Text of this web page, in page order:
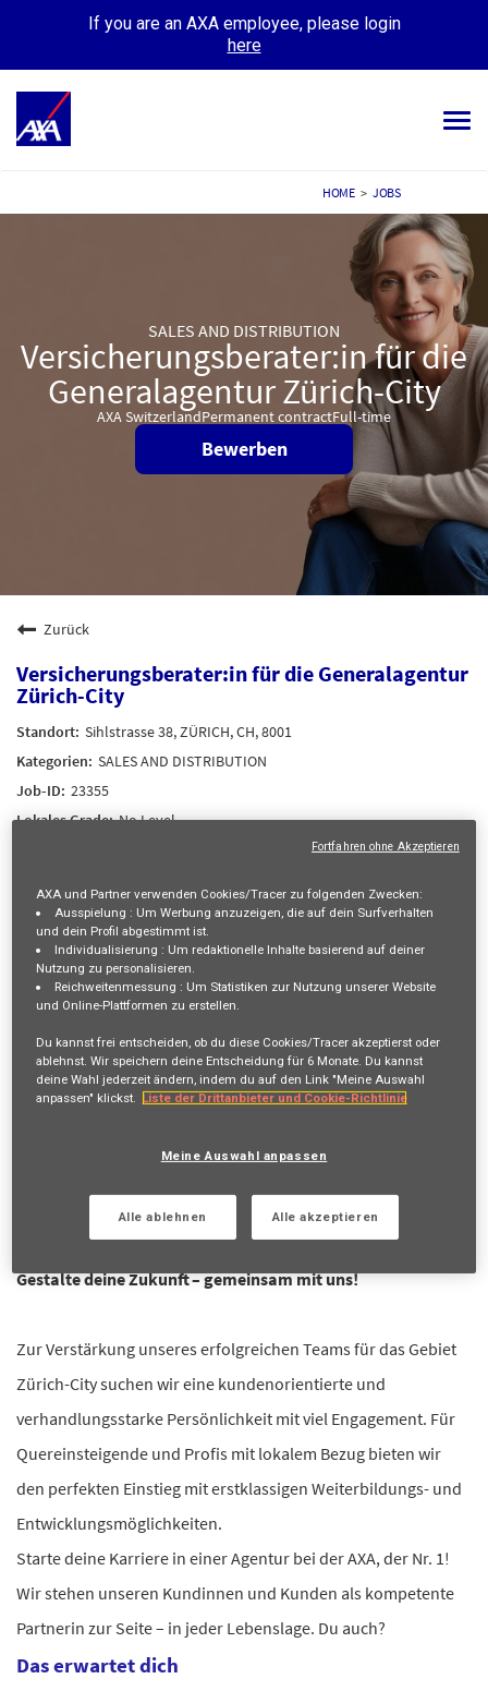
If you are an AXA employee, please login
here
MY APPLICATIONS MY PROFILE
HOME > JOBS
SALES AND DISTRIBUTION
Versicherungsberater:in für die
Generalagentur Zürich-City
AXA SwitzerlandPermanent contractFull-time
Bewerben
Zurück
Versicherungsberater:in für die Generalagentur
Zürich-City
Sihlstrasse 38, ZÜRICH, CH, 8001
SALES AND DISTRIBUTION
23355
No Level
30/07/2026
Erhalte zukünftige Jobangebote, die mit deiner Suche
Anmelden
oder Registrieren
Stellenbeschreibung
100%, Arbeitsort Zürich-City
Gestalte deine Zukunft – gemeinsam mit uns!
Zur Verstärkung unseres erfolgreichen Teams für das Gebiet
Zürich-City suchen wir eine kundenorientierte und
verhandlungsstarke Persönlichkeit mit viel Engagement. Für
Quereinsteigende und Profis mit lokalem Bezug bieten wir
den perfekten Einstieg mit erstklassigen Weiterbildungs- und
Entwicklungsmöglichkeiten.
Starte deine Karriere in einer Agentur bei der AXA, der Nr. 1!
Wir stehen unseren Kundinnen und Kunden als kompetente
Partnerin zur Seite – in jeder Lebenslage. Du auch?
Das erwartet dich
AXA und Partner verwenden Cookies/Tracer zu folgenden Zwecken:
Ausspielung : Um Werbung anzuzeigen, die auf dein Surfverhalten
und dein Profil abgestimmt ist.
Individualisierung : Um redaktionelle Inhalte basierend auf deiner
Nutzung zu personalisieren.
Reichweitenmessung : Um Statistiken zur Nutzung unserer Website
und Online-Plattformen zu erstellen.
Du kannst frei entscheiden, ob du diese Cookies/Tracer akzeptierst oder
ablehnst. Wir speichern deine Entscheidung für 6 Monate. Du kannst
deine Wahl jederzeit ändern, indem du auf den Link "Meine Auswahl
anpassen" klickst. Liste der Drittanbieter und Cookie-Richtlinie
Meine Auswahl anpassen
Alle ablehnen Alle akzeptieren
Fortfahren ohne Akzeptieren